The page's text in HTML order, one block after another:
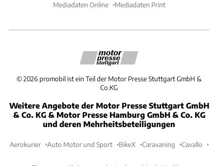
Mediadaten Online Mediadaten Print
©2026 promobil ist ein Teil der Motor Presse Stuttgart GmbH &
Co.KG
Weitere Angebote der Motor Presse Stuttgart GmbH
& Co. KG & Motor Presse Hamburg GmbH & Co. KG
und deren Mehrheitsbeteiligungen
Aerokurier Auto Motor und Sport BikeX Caravaning Cavallo